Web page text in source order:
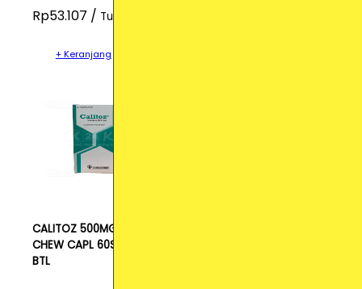
Rp53.107 / Tube
+ Keranjang
CALITOZ 500MG
CHEW CAPL 60S
BTL